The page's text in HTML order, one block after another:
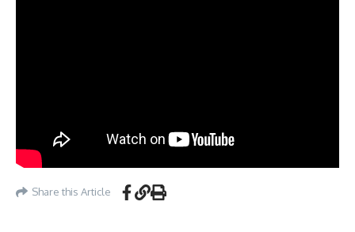
Share this Article